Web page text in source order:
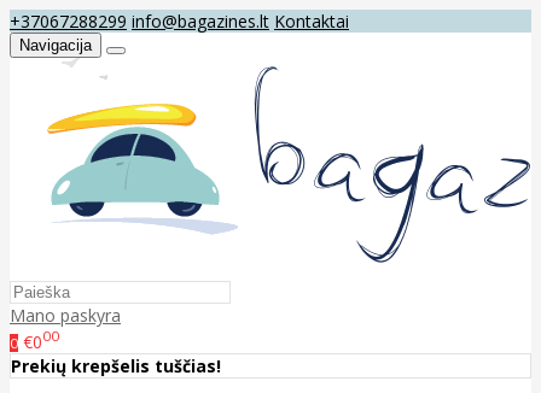
+37067288299 info@bagazines.lt Kontaktai
Navigacija
Mano paskyra
0 €000
Prekių krepšelis tuščias!